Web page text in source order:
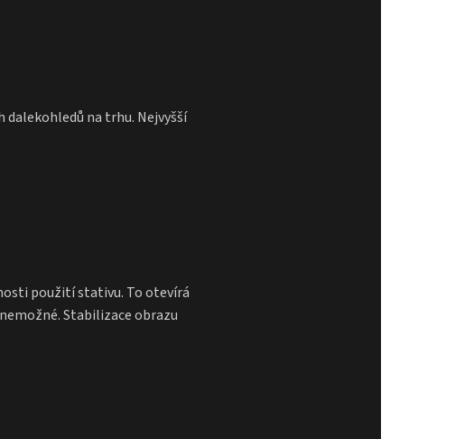
na trhu. Nejvyšší
použití stativu. To otevírá
Stabilizace obrazu